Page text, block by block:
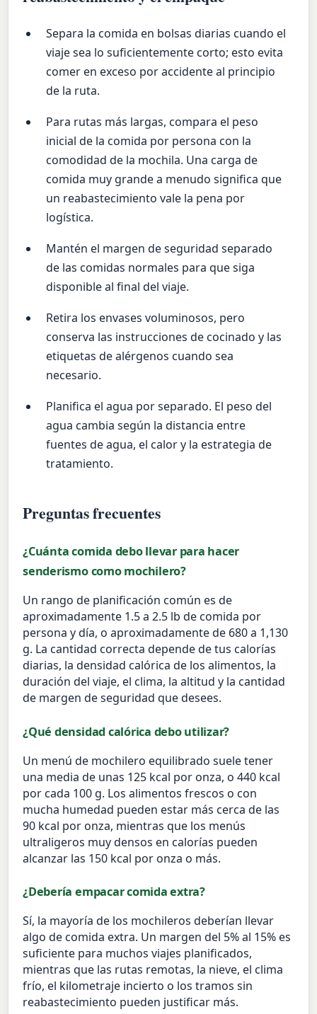
Separa la comida en bolsas diarias cuando el
viaje sea lo suficientemente corto; esto evita
comer en exceso por accidente al principio
de la ruta.
Para rutas más largas, compara el peso
inicial de la comida por persona con la
comodidad de la mochila. Una carga de
comida muy grande a menudo significa que
un reabastecimiento vale la pena por
logística.
Mantén el margen de seguridad separado
de las comidas normales para que siga
disponible al final del viaje.
Retira los envases voluminosos, pero
conserva las instrucciones de cocinado y las
etiquetas de alérgenos cuando sea
necesario.
Planifica el agua por separado. El peso del
agua cambia según la distancia entre
fuentes de agua, el calor y la estrategia de
tratamiento.
Preguntas frecuentes
¿Cuánta comida debo llevar para hacer
senderismo como mochilero?
Un rango de planificación común es de
aproximadamente 1.5 a 2.5 lb de comida por
persona y día, o aproximadamente de 680 a 1,130
g. La cantidad correcta depende de tus calorías
diarias, la densidad calórica de los alimentos, la
duración del viaje, el clima, la altitud y la cantidad
de margen de seguridad que desees.
¿Qué densidad calórica debo utilizar?
Un menú de mochilero equilibrado suele tener
una media de unas 125 kcal por onza, o 440 kcal
por cada 100 g. Los alimentos frescos o con
mucha humedad pueden estar más cerca de las
90 kcal por onza, mientras que los menús
ultraligeros muy densos en calorías pueden
alcanzar las 150 kcal por onza o más.
¿Debería empacar comida extra?
Sí, la mayoría de los mochileros deberían llevar
algo de comida extra. Un margen del 5% al 15% es
suficiente para muchos viajes planificados,
mientras que las rutas remotas, la nieve, el clima
frío, el kilometraje incierto o los tramos sin
reabastecimiento pueden justificar más.